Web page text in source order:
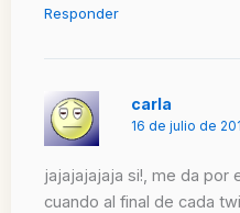
Responder
carla
16 de julio de
jajajajajaja si!, me da por
cuando al final de cada